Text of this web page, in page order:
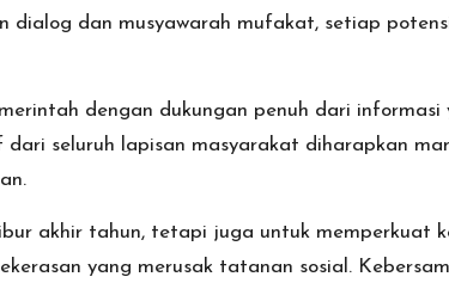
dan musyawarah mufakat, setiap
dengan dukungan penuh dari informasi
seluruh lapisan masyarakat diharapkan
akhir tahun, tetapi juga untuk memperkuat
yang merusak tatanan sosial.